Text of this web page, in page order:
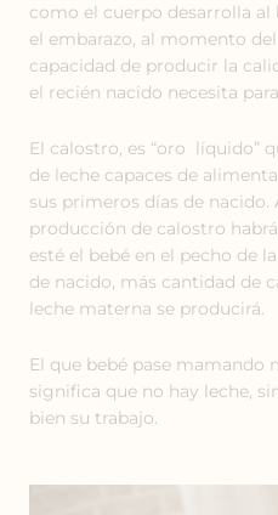
como el cuerpo desarrolla
el embarazo, al momento
capacidad de producir la
el recién nacido necesita
El calostro, es “oro líquido”
de leche capaces de
sus primeros días de
producción de calostro
esté el bebé en el pecho de
de nacido, más cantidad de
leche materna se producirá.
El que bebé pase mamando
significa que no hay leche,
bien su trabajo.